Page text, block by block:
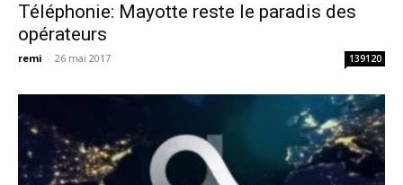
Téléphonie: Mayotte reste le paradis des
opérateurs
remi - 26 mai 2017 139120